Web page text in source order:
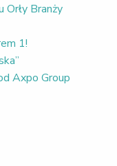
Branży
1!
Axpo Group